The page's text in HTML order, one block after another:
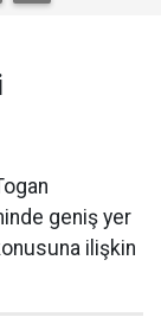
geniş yer
ilişkin